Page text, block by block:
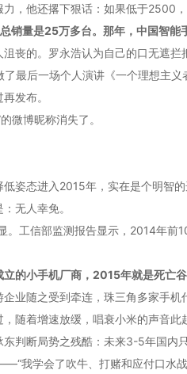
，他还撂下狠话：如果低于2500，
销量是25万多台。那年，中国智能
丧的。罗永浩认为自己的口无遮拦
了最后一场个人演讲《一个理想主
发布。
微博昵称消失了。
姿态进入2015年，实在是个明智的
无人幸免。
。工信部监测报告显示，2014年前
立的小手机厂商，2015年就是死亡
业随之受到牵连，珠三角多家手机
随着增速放缓，唱衰小米的声音此
判断局势之残酷：未来3-5年国内
我学会了吹牛、打赌和应付口水